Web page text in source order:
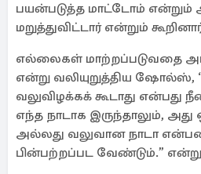
பயன்படுத்த மாட்டோம் என்றும்
மறுத்துவிட்டார் என்றும்
எல்லைகள் மாற்றப்படுவதை
என்று வலியுறுத்திய
வலுவிழக்கக் கூடாது என்பது
எந்த நாடாக இருந்தாலும், அது
அல்லது வலுவான நாடா
பின்பற்றப்பட வேண்டும்.” என்று